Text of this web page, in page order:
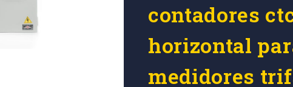
contadores
horizontal
medidores